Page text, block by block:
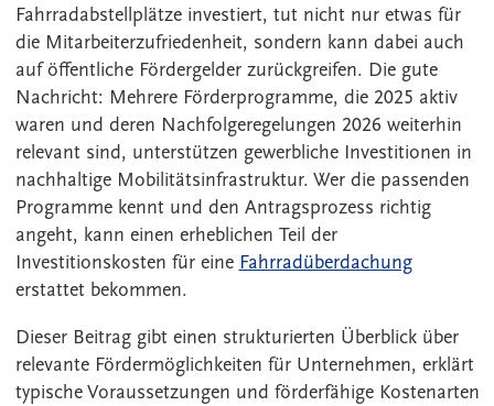
Fahrradabstellplätze investiert, tut nicht nur etwas für
die Mitarbeiterzufriedenheit, sondern kann dabei auch
auf öffentliche Fördergelder zurückgreifen. Die gute
Nachricht: Mehrere Förderprogramme, die 2025 aktiv
waren und deren Nachfolgeregelungen 2026 weiterhin
relevant sind, unterstützen gewerbliche Investitionen in
nachhaltige Mobilitätsinfrastruktur. Wer die passenden
Programme kennt und den Antragsprozess richtig
angeht, kann einen erheblichen Teil der
Investitionskosten für eine Fahrradüberdachung
erstattet bekommen.
Dieser Beitrag gibt einen strukturierten Überblick über
relevante Fördermöglichkeiten für Unternehmen, erklärt
typische Voraussetzungen und förderfähige Kostenarten